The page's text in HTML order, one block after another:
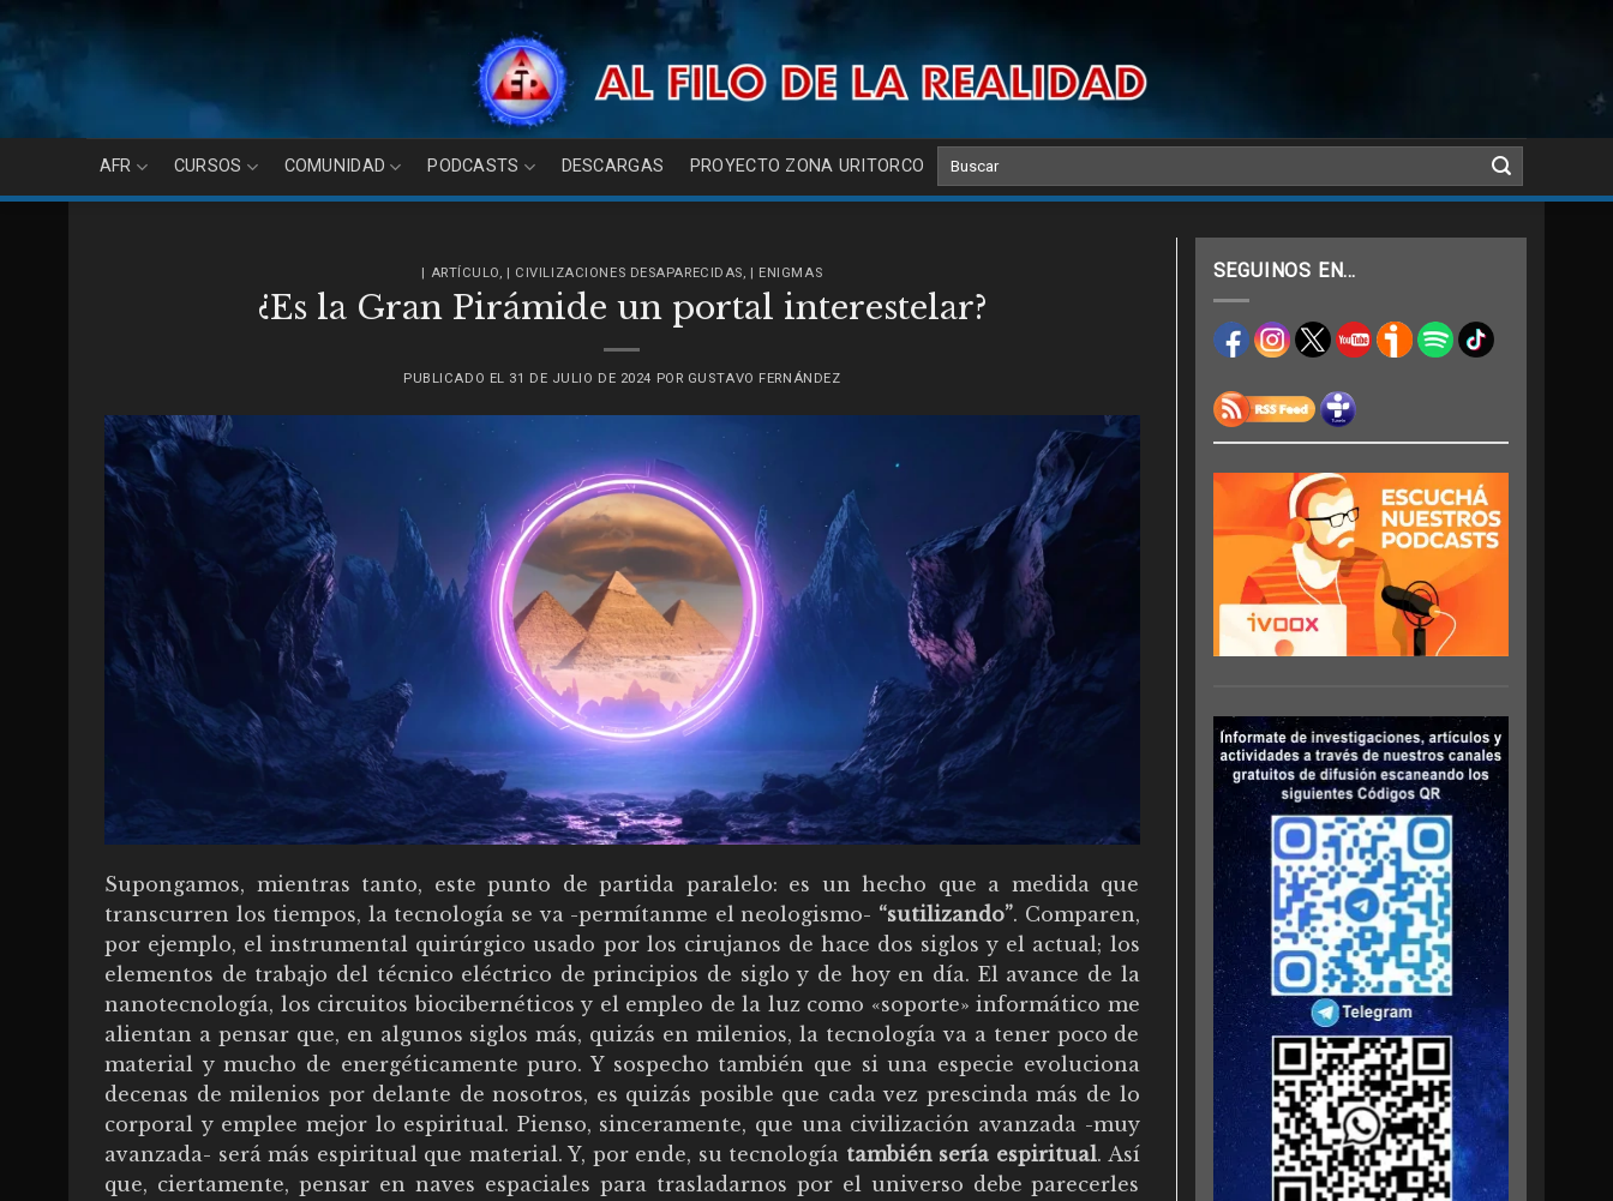
content
AFR CURSOS COMUNIDAD PODCASTS DESCARGAS PROYECTO ZONA URITORCO
| ARTÍCULO, | CIVILIZACIONES DESAPARECIDAS, | ENIGMAS
¿Es la Gran Pirámide un portal interestelar?
PUBLICADO EL 31 DE JULIO DE 2024 POR GUSTAVO FERNÁNDEZ
Supongamos, mientras tanto, este punto de partida paralelo: es un hecho que a medida que
transcurren los tiempos, la tecnología se va -permítanme el neologismo- “sutilizando”. Comparen,
por ejemplo, el instrumental quirúrgico usado por los cirujanos de hace dos siglos y el actual; los
elementos de trabajo del técnico eléctrico de principios de siglo y de hoy en día. El avance de la
nanotecnología, los circuitos biocibernéticos y el empleo de la luz como «soporte» informático me
alientan a pensar que, en algunos siglos más, quizás en milenios, la tecnología va a tener poco de
material y mucho de energéticamente puro. Y sospecho también que si una especie evoluciona
decenas de milenios por delante de nosotros, es quizás posible que cada vez prescinda más de lo
corporal y emplee mejor lo espiritual. Pienso, sinceramente, que una civilización avanzada -muy
avanzada- será más espiritual que material. Y, por ende, su tecnología también sería espiritual. Así
que, ciertamente, pensar en naves espaciales para trasladarnos por el universo debe parecerles
SEGUINOS EN…